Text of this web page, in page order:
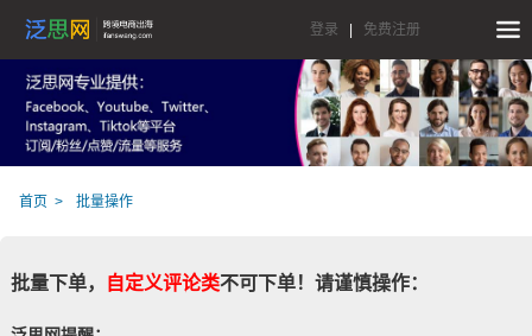
登录 免费注册
首页 批量操作
批量下单， 自定义评论类不可下单！请谨慎操作：